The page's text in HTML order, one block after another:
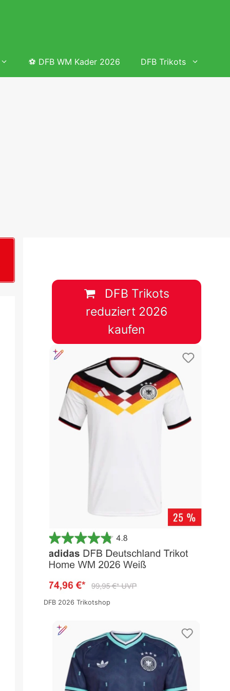
&
&
Tabelle
⚽ DFB WM Kader 2026 DFB Trikots
DFB Trikots
reduziert 2026
kaufen
DFB 2026 Trikotshop